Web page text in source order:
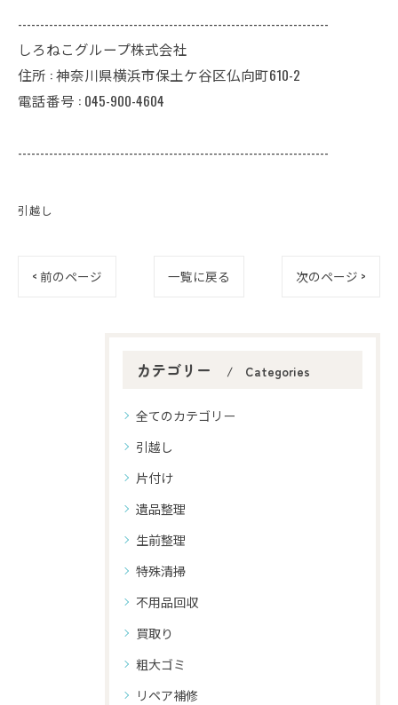
----------------------------------------------------------------------
しろねこグループ株式会社
住所 : 神奈川県横浜市保土ケ谷区仏向町610-2
電話番号 : 045-900-4604
----------------------------------------------------------------------
引越し
< 前のページ 一覧に戻る 次のページ >
カテゴリー Categories
全てのカテゴリー
引越し
片付け
遺品整理
生前整理
特殊清掃
不用品回収
買取り
粗大ゴミ
リペア補修